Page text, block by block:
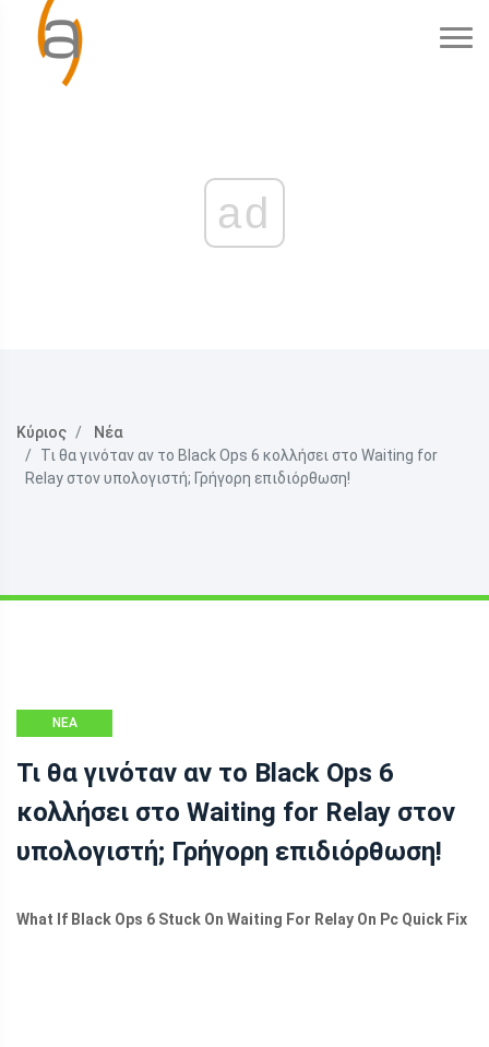
ad
Κύριος
Νέα
Τι θα γινόταν αν το Black Ops 6 κολλήσει στο Waiting for
Relay στον υπολογιστή; Γρήγορη επιδιόρθωση!
ΝΈΑ
Τι θα γινόταν αν το Black Ops 6
κολλήσει στο Waiting for Relay στον
υπολογιστή; Γρήγορη επιδιόρθωση!
What If Black Ops 6 Stuck On Waiting For Relay On Pc Quick Fix